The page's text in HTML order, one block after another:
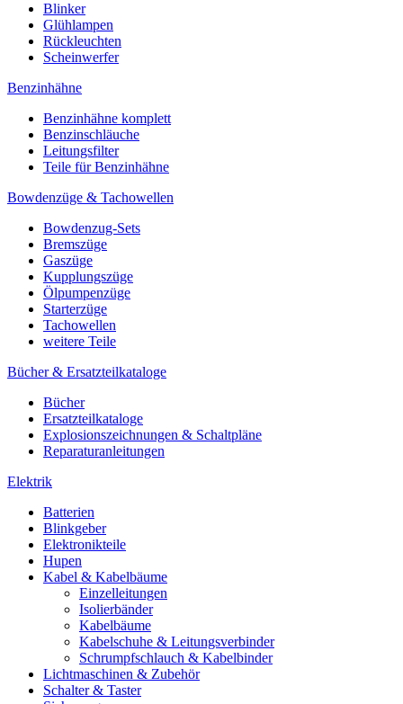
Blinker
Glühlampen
Rückleuchten
Scheinwerfer
Benzinhähne
Benzinhähne komplett
Benzinschläuche
Leitungsfilter
Teile für Benzinhähne
Bowdenzüge & Tachowellen
Bowdenzug-Sets
Bremszüge
Gaszüge
Kupplungszüge
Ölpumpenzüge
Starterzüge
Tachowellen
weitere Teile
Bücher & Ersatzteilkataloge
Bücher
Ersatzteilkataloge
Explosionszeichnungen & Schaltpläne
Reparaturanleitungen
Elektrik
Batterien
Blinkgeber
Elektronikteile
Hupen
Kabel & Kabelbäume
Einzelleitungen
Isolierbänder
Kabelbäume
Kabelschuhe & Leitungsverbinder
Schrumpfschlauch & Kabelbinder
Lichtmaschinen & Zubehör
Schalter & Taster